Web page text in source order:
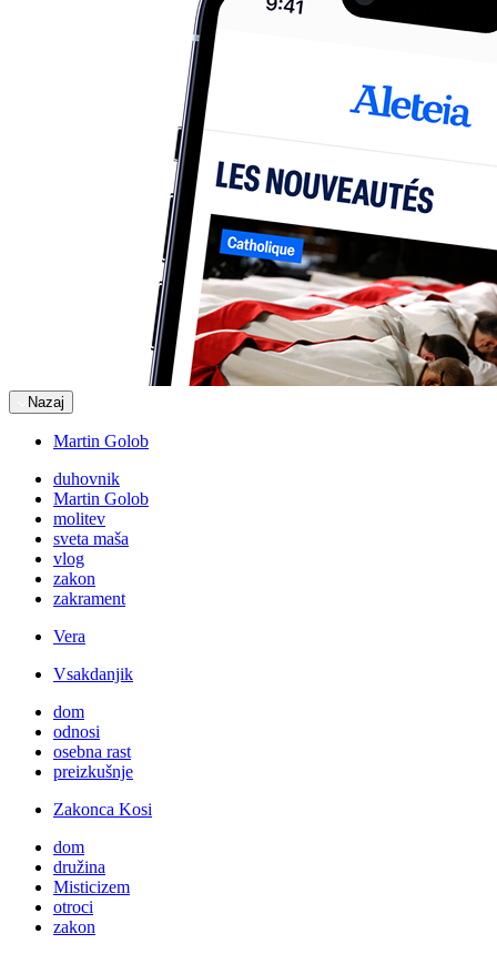
Nazaj
Martin Golob
duhovnik
Martin Golob
molitev
sveta maša
vlog
zakon
zakrament
Vera
Vsakdanjik
dom
odnosi
osebna rast
preizkušnje
Zakonca Kosi
dom
družina
Misticizem
otroci
zakon